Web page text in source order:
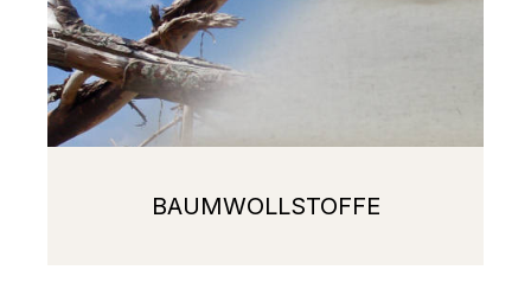
BAUMWOLLSTOFFE